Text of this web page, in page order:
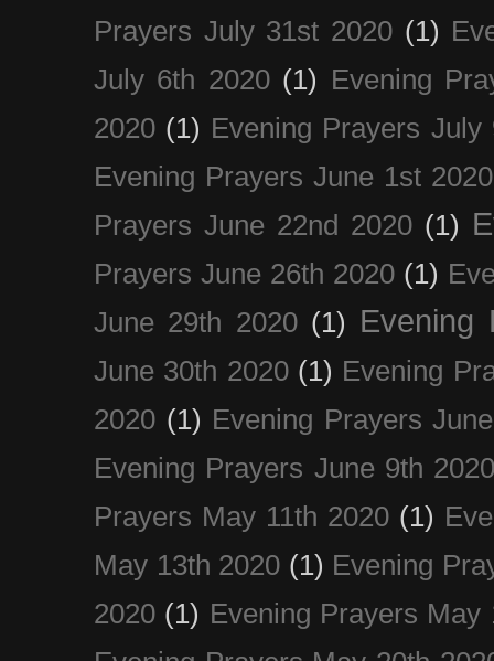
Prayers July 31st 2020 (1)
July 6th 2020 (1) Evening
2020 (1) Evening Prayers July
Evening Prayers June 1st 2020
Prayers June 22nd 2020 (1)
Prayers June 26th 2020 (1)
June 29th 2020 (1) Evening
June 30th 2020 (1) Evening
2020 (1) Evening Prayers
Evening Prayers June 9th
Prayers May 11th 2020 (1)
May 13th 2020 (1) Evening
2020 (1) Evening Prayers May